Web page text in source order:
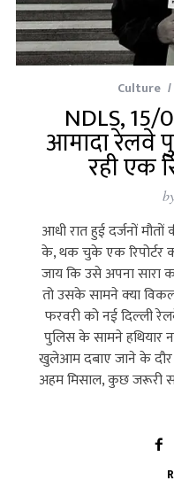
Culture
NDLS, 15/
आमादा रेलवे
रही एक
आधी रात हुई दर्जनों
के, थक चुके एक रिपोर्टर
जाय कि उसे अपना सारा
तो उसके सामने क्‍या
फरवरी को नई दिल्‍ली
पुलिस के सामने हथियार
खुलेआम दबाए जाने के
अहम मिसाल, कुछ जरूरी